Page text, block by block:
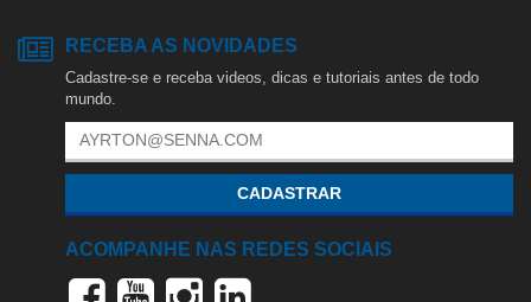
RECEBA AS NOVIDADES
Cadastre-se e receba videos, dicas e tutoriais antes de todo
mundo.
CADASTRAR
ACOMPANHE NAS REDES SOCIAIS